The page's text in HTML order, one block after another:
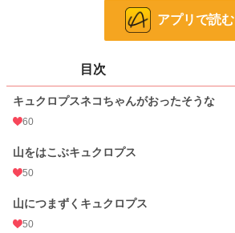
2026.07.16 08:00
2022.06.09 07:00
月間ポイント
年間ポイント 3,950 pt (409 位)
累計ポイント
アプリで読む
目次
キュクロプスネコちゃんがおったそうな
60
山をはこぶキュクロプス
50
山につまずくキュクロプス
50